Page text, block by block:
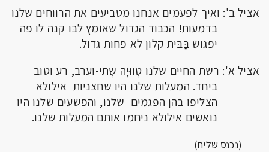
אציל ב': ואיך לפעמים אנחנו מטביעים את הרווחים שלנו
בדמעות! הכבוד הגדול שאוֹמץ לבּו קנה לו פה
יפגוש בַּבּית קלון לא פחות גדול.
אציל א': רשת החיים שלנו טְווּיָה שְתי-וערב, רע וטוב
ביחד. המעלות שלנו היו שחצניות אילולא
הצליפו בהן הפגמים שלנו, והפשעים שלנו היו
נואשים אילולא ניחמו אותם המעלות שלנו.
(נכנס שליח)